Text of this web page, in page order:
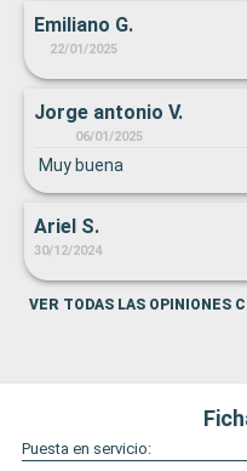
Emiliano G.
22/01/2025
Jorge antonio V.
06/01/2025
Muy buena
Ariel S.
30/12/2024
VER TODAS LAS OPINIONES
Puesta en servicio: